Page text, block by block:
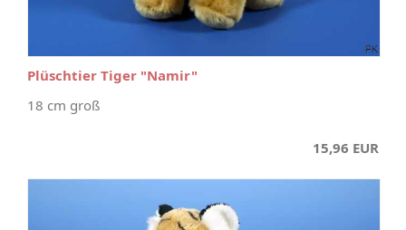
Plüschtier Tiger "Namir"
18 cm groß
15,96 EUR